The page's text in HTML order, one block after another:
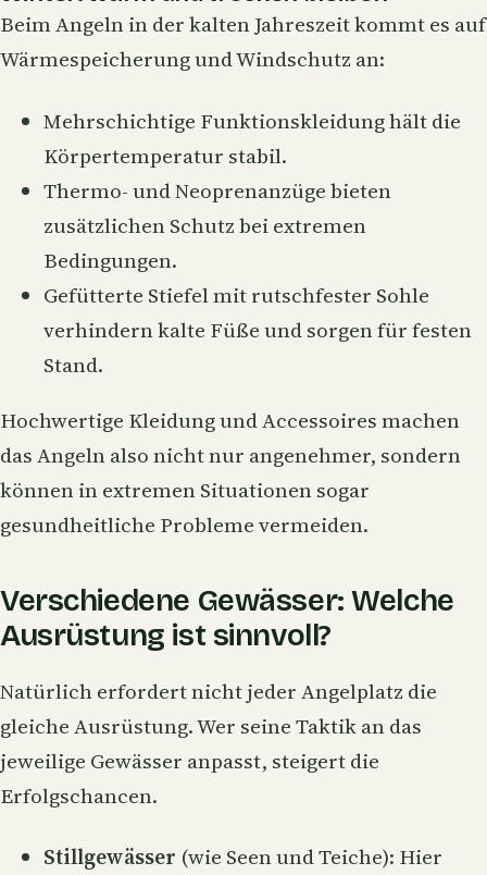
Beim Angeln in der kalten Jahreszeit kommt es auf
Wärmespeicherung und Windschutz an:
Mehrschichtige Funktionskleidung hält die
Körpertemperatur stabil.
Thermo- und Neoprenanzüge bieten
zusätzlichen Schutz bei extremen
Bedingungen.
Gefütterte Stiefel mit rutschfester Sohle
verhindern kalte Füße und sorgen für festen
Stand.
Hochwertige Kleidung und Accessoiresmachen
das Angeln also nicht nur angenehmer, sondern
können in extremen Situationen sogar
gesundheitliche Probleme vermeiden.
Verschiedene Gewässer: Welche
Ausrüstung ist sinnvoll?
Natürlich erfordert nicht jeder Angelplatz die
gleiche Ausrüstung. Wer seine Taktik an das
jeweilige Gewässer anpasst, steigert die
Erfolgschancen.
Stillgewässer (wie Seen und Teiche): Hier